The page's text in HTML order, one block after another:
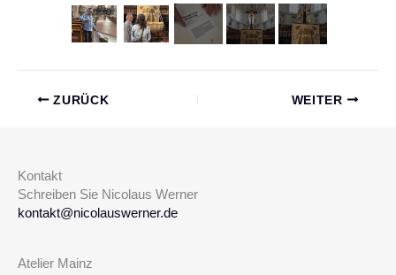
ZURÜCK WEITER
Kontakt
Schreiben Sie Nicolaus Werner
kontakt@nicolauswerner.de
Atelier Mainz